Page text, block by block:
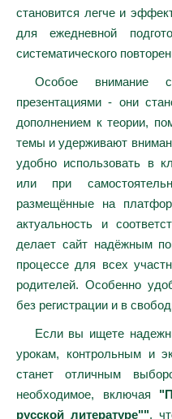
становится легче и
для ежедневной
систематического
Особое внимание
презентациями - они
дополнением к теории,
темы и удерживают
удобно использовать в
или при
размещённые на
актуальность и
делает сайт надёжным
процессе для всех
родителей. Особенно
без регистрации и в
Если вы ищете
урокам, контрольным и
станет отличным
необходимое, включая
русской литературе"",